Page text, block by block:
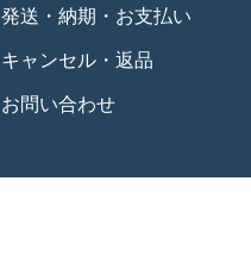
発送・納期・お支払い
キャンセル・返品
お問い合わせ